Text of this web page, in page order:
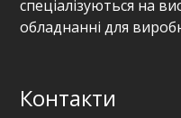
спеціалізуються на
обладнанні для
Контакти